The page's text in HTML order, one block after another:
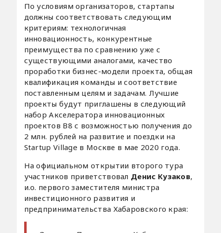
По условиям организаторов, стартапы
должны соответствовать следующим
критериям: технологичная
инновационность, конкурентные
преимущества по сравнению уже с
существующими аналогами, качество
проработки бизнес-модели проекта, общая
квалификация команды и соответствие
поставленным целям и задачам. Лучшие
проекты будут приглашены в следующий
набор Акселератора инновационных
проектов B8 с возможностью получения до
2 млн. рублей на развитие и поездки на
Startup Village в Москве в мае 2020 года.
На официальном открытии второго тура
участников приветствовал Денис Кузаков,
и.о. первого заместителя министра
инвестиционного развития и
предпринимательства Хабаровского края: